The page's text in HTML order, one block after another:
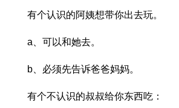
有个认识的阿姨想带你出去玩。
a、可以和她去。
b、必须先告诉爸爸妈妈。
有个不认识的叔叔给你东西吃：